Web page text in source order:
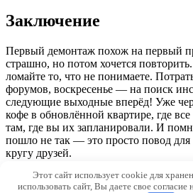
Заключение
Первый демонтаж похож на первый
страшно, но потом хочется
ломайте то, что не понимаете.
форумов, воскресенье — на поиск
следующие выходные вперёд! Уже
кофе в обновлённой квартире, где
там, где вы их запланировали. И
пошло не так — это просто повод для
кругу друзей.
© 2026 Stroite-Sami.ru
Этот сайт использует cookie для
использовать сайт, Вы даете свое